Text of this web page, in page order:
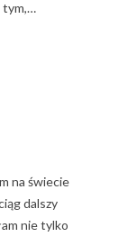
tym,…
na świecie
dalszy
nie tylko